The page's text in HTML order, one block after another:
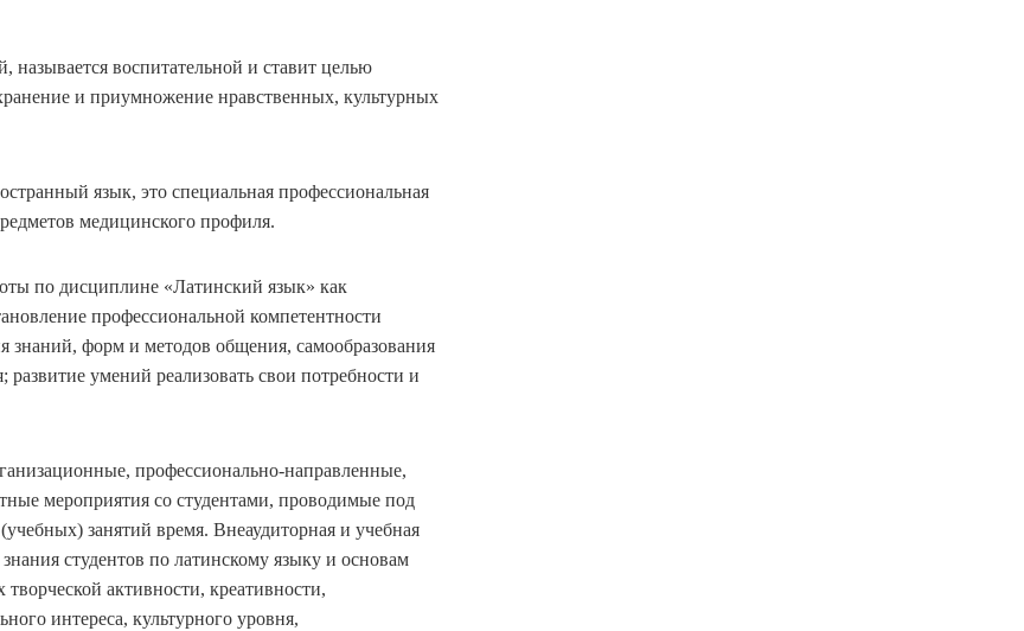
называется воспитательной и ставит целью
и приумножение нравственных, культурных
язык, это специальная профессиональная
медицинского профиля.
по дисциплине «Латинский язык» как
профессиональной компетентности
знаний, форм и методов общения, самообразования
умений реализовать свои потребности и
профессионально-направленные,
мероприятия со студентами, проводимые под
занятий время. Внеаудиторная и учебная
студентов по латинскому языку и основам
активности, креативности,
интереса, культурного уровня,